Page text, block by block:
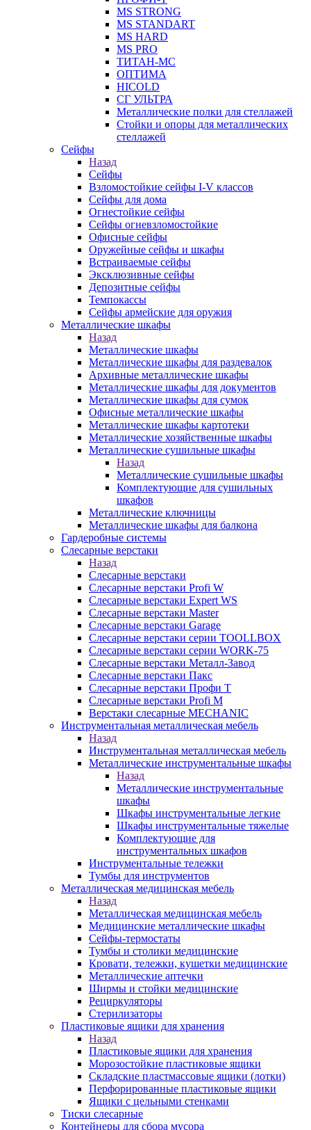
MS STRONG
MS STANDART
MS HARD
MS PRO
ТИТАН-МС
ОПТИМА
HICOLD
СГ УЛЬТРА
Металлические полки для стеллажей
Стойки и опоры для металлических
стеллажей
Сейфы
Назад
Сейфы
Взломостойкие сейфы I-V классов
Сейфы для дома
Огнестойкие сейфы
Сейфы огневзломостойкие
Офисные сейфы
Оружейные сейфы и шкафы
Встраиваемые сейфы
Эксклюзивные сейфы
Депозитные сейфы
Темпокассы
Сейфы армейские для оружия
Металлические шкафы
Назад
Металлические шкафы
Металлические шкафы для раздевалок
Архивные металлические шкафы
Металлические шкафы для документов
Металлические шкафы для сумок
Офисные металлические шкафы
Металлические шкафы картотеки
Металлические хозяйственные шкафы
Металлические сушильные шкафы
Назад
Металлические сушильные шкафы
Комплектующие для сушильных
шкафов
Металлические ключницы
Металлические шкафы для балкона
Гардеробные системы
Слесарные верстаки
Назад
Слесарные верстаки
Слесарные верстаки Profi W
Слесарные верстаки Expert WS
Слесарные верстаки Master
Слесарные верстаки Garage
Слесарные верстаки серии TOOLLBOX
Слесарные верстаки серии WORK-75
Слесарные верстаки Металл-Завод
Слесарные верстаки Пакс
Слесарные верстаки Профи Т
Слесарные верстаки Profi M
Верстаки слесарные MECHANIC
Инструментальная металлическая мебель
Назад
Инструментальная металлическая мебель
Металлические инструментальные шкафы
Назад
Металлические инструментальные
шкафы
Шкафы инструментальные легкие
Шкафы инструментальные тяжелые
Комплектующие для
инструментальных шкафов
Инструментальные тележки
Тумбы для инструментов
Металлическая медицинская мебель
Назад
Металлическая медицинская мебель
Медицинские металлические шкафы
Сейфы-термостаты
Тумбы и столики медицинские
Кровати, тележки, кушетки медицинские
Металлические аптечки
Ширмы и стойки медицинские
Рециркуляторы
Стерилизаторы
Пластиковые ящики для хранения
Назад
Пластиковые ящики для хранения
Морозостойкие пластиковые ящики
Складские пластмассовые ящики (лотки)
Перфорированные пластиковые ящики
Ящики с цельными стенками
Тиски слесарные
Контейнеры для сбора мусора